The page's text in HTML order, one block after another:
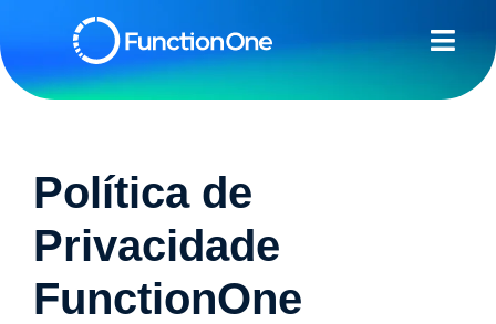
Política de
Privacidade
FunctionOne